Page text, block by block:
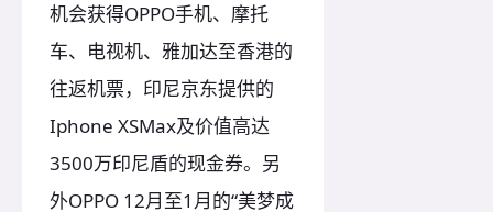
机会获得OPPO手机、摩托
车、电视机、雅加达至香港的
往返机票，印尼京东提供的
Iphone XSMax及价值高达
3500万印尼盾的现金券。另
外OPPO 12月至1月的“美梦成